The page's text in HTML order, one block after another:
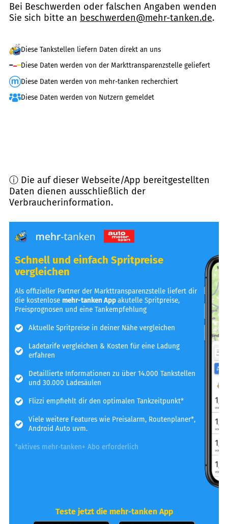
Bei Beschwerden oder falschen Angaben wenden
Sie sich bitte an beschwerden@mehr-tanken.de.
Diese Tankstellen liefern Daten direkt an uns
Diese Daten werden von der Markttransparenzstelle geliefert
Diese Daten werden von mehr-tanken recherchiert
Diese Daten werden von Nutzern gemeldet
ⓘ Die auf dieser Webseite/App bereitgestellten
Daten dienen ausschließlich der
Verbraucherinformation.
Schnell und einfach Spritpreise
vergleichen
Als offizieller Partner der Markttransparenzstelle liefert dir
die kostenlosemehr-tanken Appakutelle Spritpreise,
Preisprognosen und eine Tankempfehlung
Aktuelle Spritpreise in deiner Nähe vergleichen
Ladetarife vergleichen & Kosten für eine Ladung
erfahren
Detaillierte Informationen zu über 14.000 Tankstellen
und 30.000 Ladesäulen
Flizzi empfiehlt dir den optimalen Tankzeitpunkt*
Viele weitere Features wie Preisalarm, Routenplaner*,
Android Auto uvm.
*aktives mehr-tanken+ Abo erforderlich
Teste jetzt die mehr-tanken App